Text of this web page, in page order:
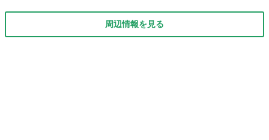
周辺情報を見る